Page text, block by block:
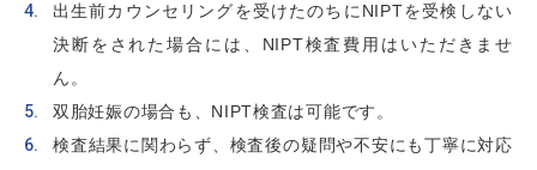
出生前カウンセリングを受けたのちにNIPTを受検しない
決断をされた場合には、NIPT検査費用はいただきませ
ん。
双胎妊娠の場合も、NIPT検査は可能です。
検査結果に関わらず、検査後の疑問や不安にも丁寧に対応